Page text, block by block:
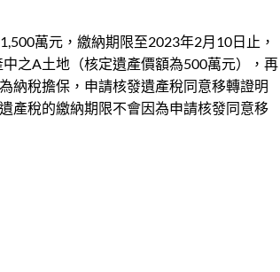
萬元，繳納期限至2023年2月10日止，
之A土地（核定遺產價額為500萬元），再
納稅擔保，申請核發遺產稅同意移轉證明
產稅的繳納期限不會因為申請核發同意移